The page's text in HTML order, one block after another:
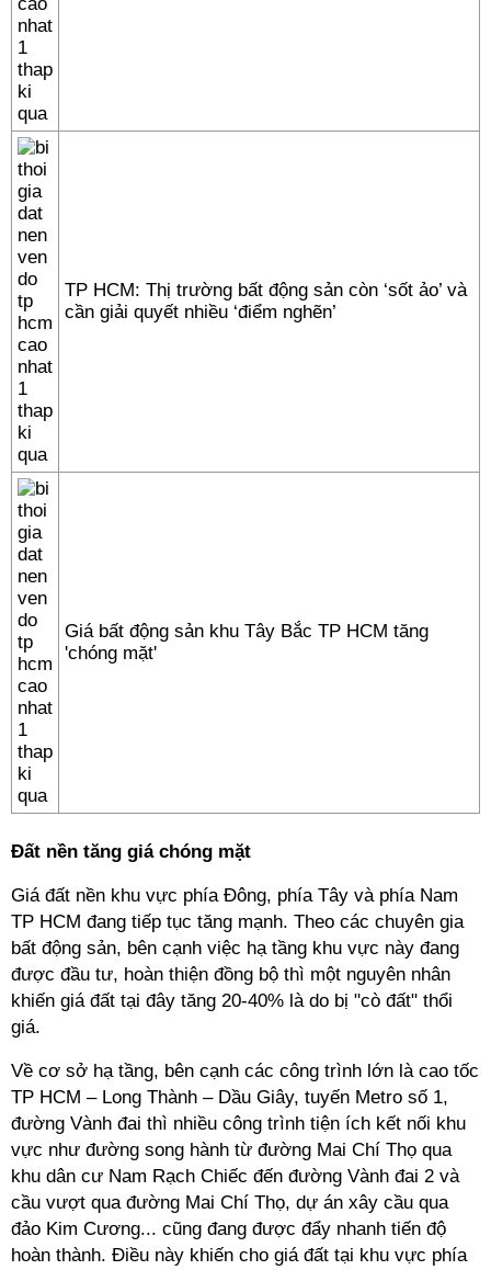
TP HCM: Thị trường bất động sản còn ‘sốt ảo’ và
cần giải quyết nhiều ‘điểm nghẽn’
Giá bất động sản khu Tây Bắc TP HCM tăng
'chóng mặt'
Đất nền tăng giá chóng mặt
Giá đất nền khu vực phía Đông, phía Tây và phía Nam
TP HCM đang tiếp tục tăng mạnh. Theo các chuyên gia
bất động sản, bên cạnh việc hạ tầng khu vực này đang
được đầu tư, hoàn thiện đồng bộ thì một nguyên nhân
khiến giá đất tại đây tăng 20-40% là do bị "cò đất" thổi
giá.
Về cơ sở hạ tầng, bên cạnh các công trình lớn là cao tốc
TP HCM – Long Thành – Dầu Giây, tuyến Metro số 1,
đường Vành đai thì nhiều công trình tiện ích kết nối khu
vực như đường song hành từ đường Mai Chí Thọ qua
khu dân cư Nam Rạch Chiếc đến đường Vành đai 2 và
cầu vượt qua đường Mai Chí Thọ, dự án xây cầu qua
đảo Kim Cương... cũng đang được đẩy nhanh tiến độ
hoàn thành. Điều này khiến cho giá đất tại khu vực phía